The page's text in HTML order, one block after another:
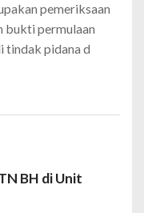
pemeriksaan
bukti permulaan
tindak pidana d
BH di Unit